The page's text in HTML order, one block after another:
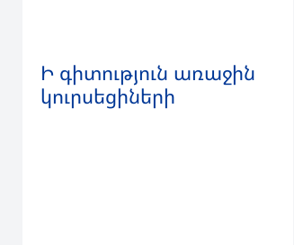
Ի գիտություն առաջին
կուրսեցիների